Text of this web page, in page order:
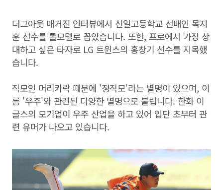
더그아웃 매거진 인터뷰에서 신일고등학교 선배인 목지
훈 선수를 롤모델로 꼽았습니다. 또한, 프로에서 가장 상
대하고 싶은 타자로 LG 트윈스의 홍창기 선수를 지목했
습니다.
직모인 머리카락 때문에 '정직모'라는 별명이 있으며, 이
름 '우주'와 관련된 다양한 별명으로 불립니다. 한화 이
글스의 모기업이 우주 산업을 하고 있어 입단 초부터 관
련 유머가 나오고 있습니다.